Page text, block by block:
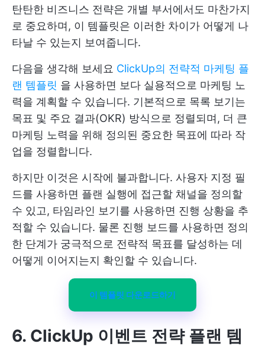
탄탄한 비즈니스 전략은 개별 부서에서도 마찬가지
로 중요하며, 이 템플릿은 이러한 차이가 어떻게 나
타날 수 있는지 보여줍니다.
다음을 생각해 보세요 ClickUp의 전략적 마케팅 플
랜 템플릿 을 사용하면 보다 실용적으로 마케팅 노
력을 계획할 수 있습니다. 기본적으로 목록 보기는
목표 및 주요 결과(OKR) 방식으로 정렬되며, 더 큰
마케팅 노력을 위해 정의된 중요한 목표에 따라 작
업을 정렬합니다.
하지만 이것은 시작에 불과합니다. 사용자 지정 필
드를 사용하면 플랜 실행에 접근할 채널을 정의할
수 있고, 타임라인 보기를 사용하면 진행 상황을 추
적할 수 있습니다. 물론 진행 보드를 사용하면 정의
한 단계가 궁극적으로 전략적 목표를 달성하는 데
어떻게 이어지는지 확인할 수 있습니다.
이 템플릿 다운로드하기
6. ClickUp 이벤트 전략 플랜 템